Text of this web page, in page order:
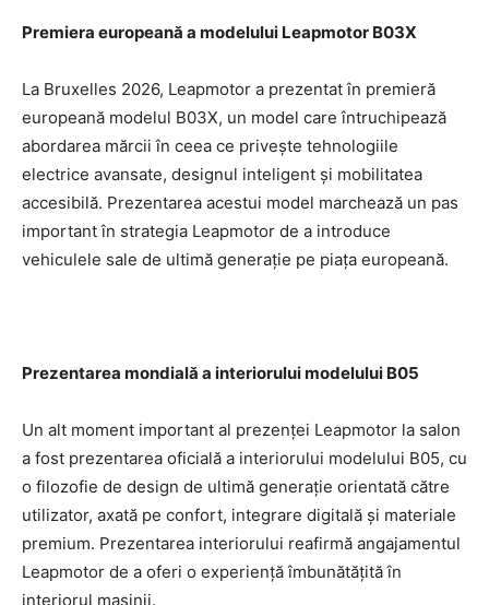
Premiera europeană a modelului Leapmotor B03X
La Bruxelles 2026, Leapmotor a prezentat în premieră
europeană modelul B03X, un model care întruchipează
abordarea mărcii în ceea ce privește tehnologiile
electrice avansate, designul inteligent și mobilitatea
accesibilă. Prezentarea acestui model marchează un pas
important în strategia Leapmotor de a introduce
vehiculele sale de ultimă generație pe piața europeană.
Prezentarea mondială a interiorului modelului B05
Un alt moment important al prezenței Leapmotor la salon
a fost prezentarea oficială a interiorului modelului B05, cu
o filozofie de design de ultimă generație orientată către
utilizator, axată pe confort, integrare digitală și materiale
premium. Prezentarea interiorului reafirmă angajamentul
Leapmotor de a oferi o experiență îmbunătățită în
interiorul mașinii.